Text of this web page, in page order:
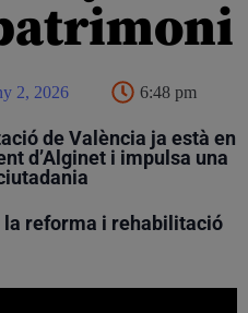
2, 2026 6:48 pm
de València ja està en
d’Alginet i impulsa una
la reforma i rehabilitació